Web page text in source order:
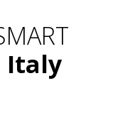
Italy